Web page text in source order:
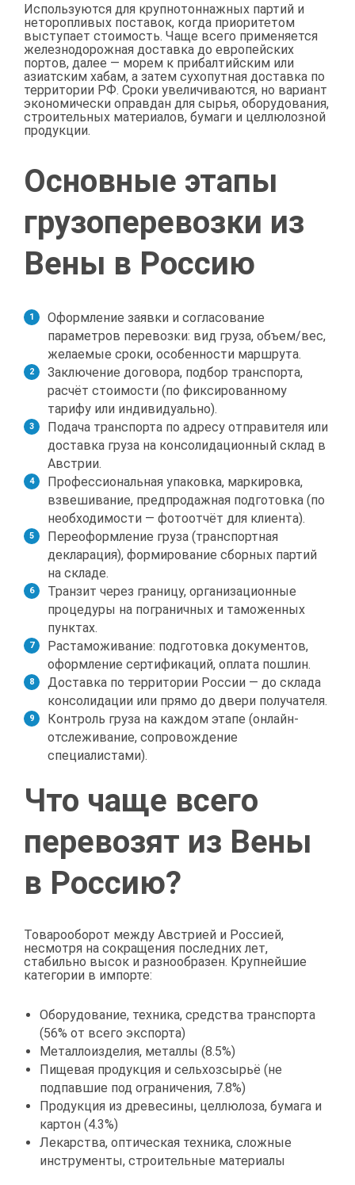
Используются для крупнотоннажных партий и
неторопливых поставок, когда приоритетом
выступает стоимость. Чаще всего применяется
железнодорожная доставка до европейских
портов, далее — морем к прибалтийским или
азиатским хабам, а затем сухопутная доставка по
территории РФ. Сроки увеличиваются, но вариант
экономически оправдан для сырья, оборудования,
строительных материалов, бумаги и целлюлозной
продукции.
Основные этапы
грузоперевозки из
Вены в Россию
Оформление заявки и согласование
параметров перевозки: вид груза, объем/вес,
желаемые сроки, особенности маршрута.
Заключение договора, подбор транспорта,
расчёт стоимости (по фиксированному
тарифу или индивидуально).
Подача транспорта по адресу отправителя или
доставка груза на консолидационный склад в
Австрии.
Профессиональная упаковка, маркировка,
взвешивание, предпродажная подготовка (по
необходимости — фотоотчёт для клиента).
Переоформление груза (транспортная
декларация), формирование сборных партий
на складе.
Транзит через границу, организационные
процедуры на пограничных и таможенных
пунктах.
Растаможивание: подготовка документов,
оформление сертификаций, оплата пошлин.
Доставка по территории России — до склада
консолидации или прямо до двери получателя.
Контроль груза на каждом этапе (онлайн-
отслеживание, сопровождение
специалистами).
Что чаще всего
перевозят из Вены
в Россию?
Товарооборот между Австрией и Россией,
несмотря на сокращения последних лет,
стабильно высок и разнообразен. Крупнейшие
категории в импорте:
Оборудование, техника, средства транспорта
(56% от всего экспорта)
Металлоизделия, металлы (8.5%)
Пищевая продукция и сельхозсырьё (не
подпавшие под ограничения, 7.8%)
Продукция из древесины, целлюлоза, бумага и
картон (4.3%)
Лекарства, оптическая техника, сложные
инструменты, строительные материалы